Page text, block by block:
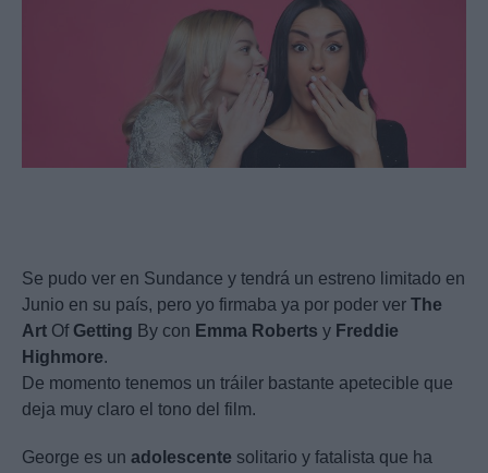
Se pudo ver en Sundance y tendrá un estreno limitado en
Junio en su país, pero yo firmaba ya por poder ver The
Art Of Getting By con Emma Roberts y Freddie
Highmore.
De momento tenemos un tráiler bastante apetecible que
deja muy claro el tono del film.
George es un adolescente solitario y fatalista que ha